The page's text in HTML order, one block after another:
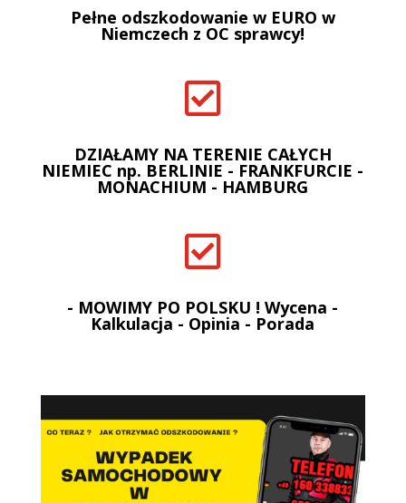
Pełne odszkodowanie w EURO w
Niemczech z OC sprawcy!

DZIAŁAMY NA TERENIE CAŁYCH
NIEMIEC np. BERLINIE - FRANKFURCIE -
MONACHIUM - HAMBURG

- MOWIMY PO POLSKU ! Wycena -
Kalkulacja - Opinia - Porada